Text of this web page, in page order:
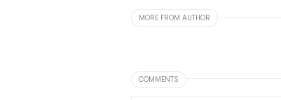
MORE FROM AUTHOR
COMMENTS